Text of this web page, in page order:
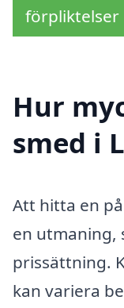
förpliktelser
Hur
smed i
Att hitta en
en utmaning,
prissättning.
kan variera